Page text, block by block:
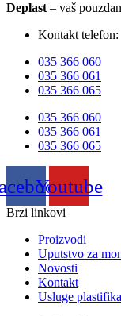
Deplast– vaš
Kontakt telefon:
035 366 060
035 366 061
035 366 065
035 366 060
035 366 061
035 366 065
Youtube
Brzi linkovi
Proizvodi
Uputstvo za
Novosti
Kontakt
Usluge